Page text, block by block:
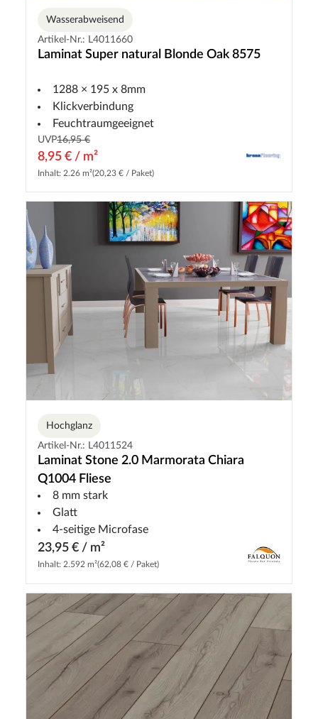
Wasserabweisend
Artikel-Nr.: L4011660
Laminat Super natural Blonde Oak 8575
1288 × 195 x 8mm
Klickverbindung
Feuchtraumgeeignet
UVP16,95 €
8,95 € / m²
Inhalt: 2.26 m²(20,23 € / Paket)
Hochglanz
Artikel-Nr.: L4011524
Laminat Stone 2.0 Marmorata Chiara
Q1004 Fliese
8 mm stark
Glatt
4-seitige Microfase
23,95 € / m²
Inhalt: 2.592 m²(62,08 € / Paket)